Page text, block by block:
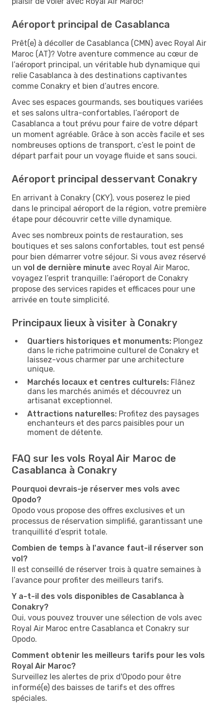
Aéroport principal de Casablanca
Prêt(e) à décoller de Casablanca (CMN) avec Royal Air
Maroc (AT)? Votre aventure commence au cœur de
l’aéroport principal, un véritable hub dynamique qui
relie Casablanca à des destinations captivantes
comme Conakry et bien d’autres encore.
Avec ses espaces gourmands, ses boutiques variées
et ses salons ultra-confortables, l’aéroport de
Casablanca a tout prévu pour faire de votre départ
un moment agréable. Grâce à son accès facile et ses
nombreuses options de transport, c’est le point de
départ parfait pour un voyage fluide et sans souci.
Aéroport principal desservant Conakry
En arrivant à Conakry (CKY), vous poserez le pied
dans le principal aéroport de la région, votre première
étape pour découvrir cette ville dynamique.
Avec ses nombreux points de restauration, ses
boutiques et ses salons confortables, tout est pensé
pour bien démarrer votre séjour. Si vous avez réservé
un vol de dernière minute avec Royal Air Maroc,
voyagez l’esprit tranquille: l’aéroport de Conakry
propose des services rapides et efficaces pour une
arrivée en toute simplicité.
Principaux lieux à visiter à Conakry
Quartiers historiques et monuments: Plongez
dans le riche patrimoine culturel de Conakry et
laissez-vous charmer par une architecture
unique.
Marchés locaux et centres culturels: Flânez
dans les marchés animés et découvrez un
artisanat exceptionnel.
Attractions naturelles: Profitez des paysages
enchanteurs et des parcs paisibles pour un
moment de détente.
FAQ sur les vols Royal Air Maroc de
Casablanca à Conakry
Pourquoi devrais-je réserver mes vols avec
Opodo?
Opodo vous propose des offres exclusives et un
processus de réservation simplifié, garantissant une
tranquillité d’esprit totale.
Combien de temps à l'avance faut-il réserver son
vol?
Il est conseillé de réserver trois à quatre semaines à
l’avance pour profiter des meilleurs tarifs.
Y a-t-il des vols disponibles de Casablanca à
Conakry?
Oui, vous pouvez trouver une sélection de vols avec
Royal Air Maroc entre Casablanca et Conakry sur
Opodo.
Comment obtenir les meilleurs tarifs pour les vols
Royal Air Maroc?
Surveillez les alertes de prix d'Opodo pour être
informé(e) des baisses de tarifs et des offres
spéciales.